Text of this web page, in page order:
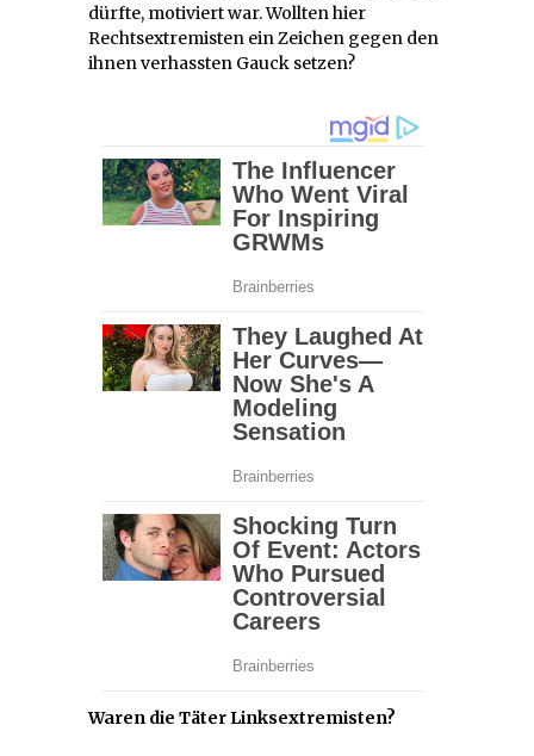
dürfte, motiviert war. Wollten hier
Rechtsextremisten ein Zeichen gegen den
ihnen verhassten Gauck setzen?
Waren die Täter Linksextremisten?